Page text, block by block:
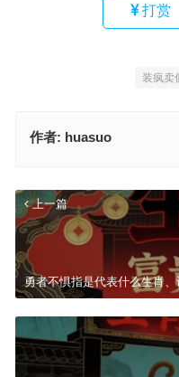
打赏
装疯卖
作者: huasuo
上一篇
勇者不惧指是代表什么生肖